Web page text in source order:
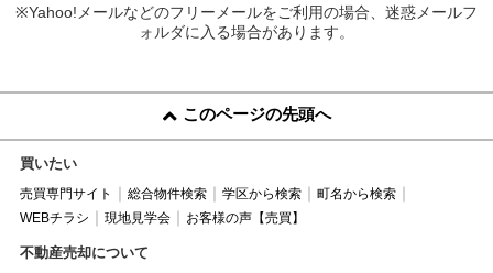
※Yahoo!メールなどのフリーメールをご利用の場合、迷惑メールフ
ォルダに入る場合があります。
このページの先頭へ
買いたい
売買専門サイト 総合物件検索 学区から検索
町名から検索
WEBチラシ
現地見学会 お客様の声【売買】
不動産売却について